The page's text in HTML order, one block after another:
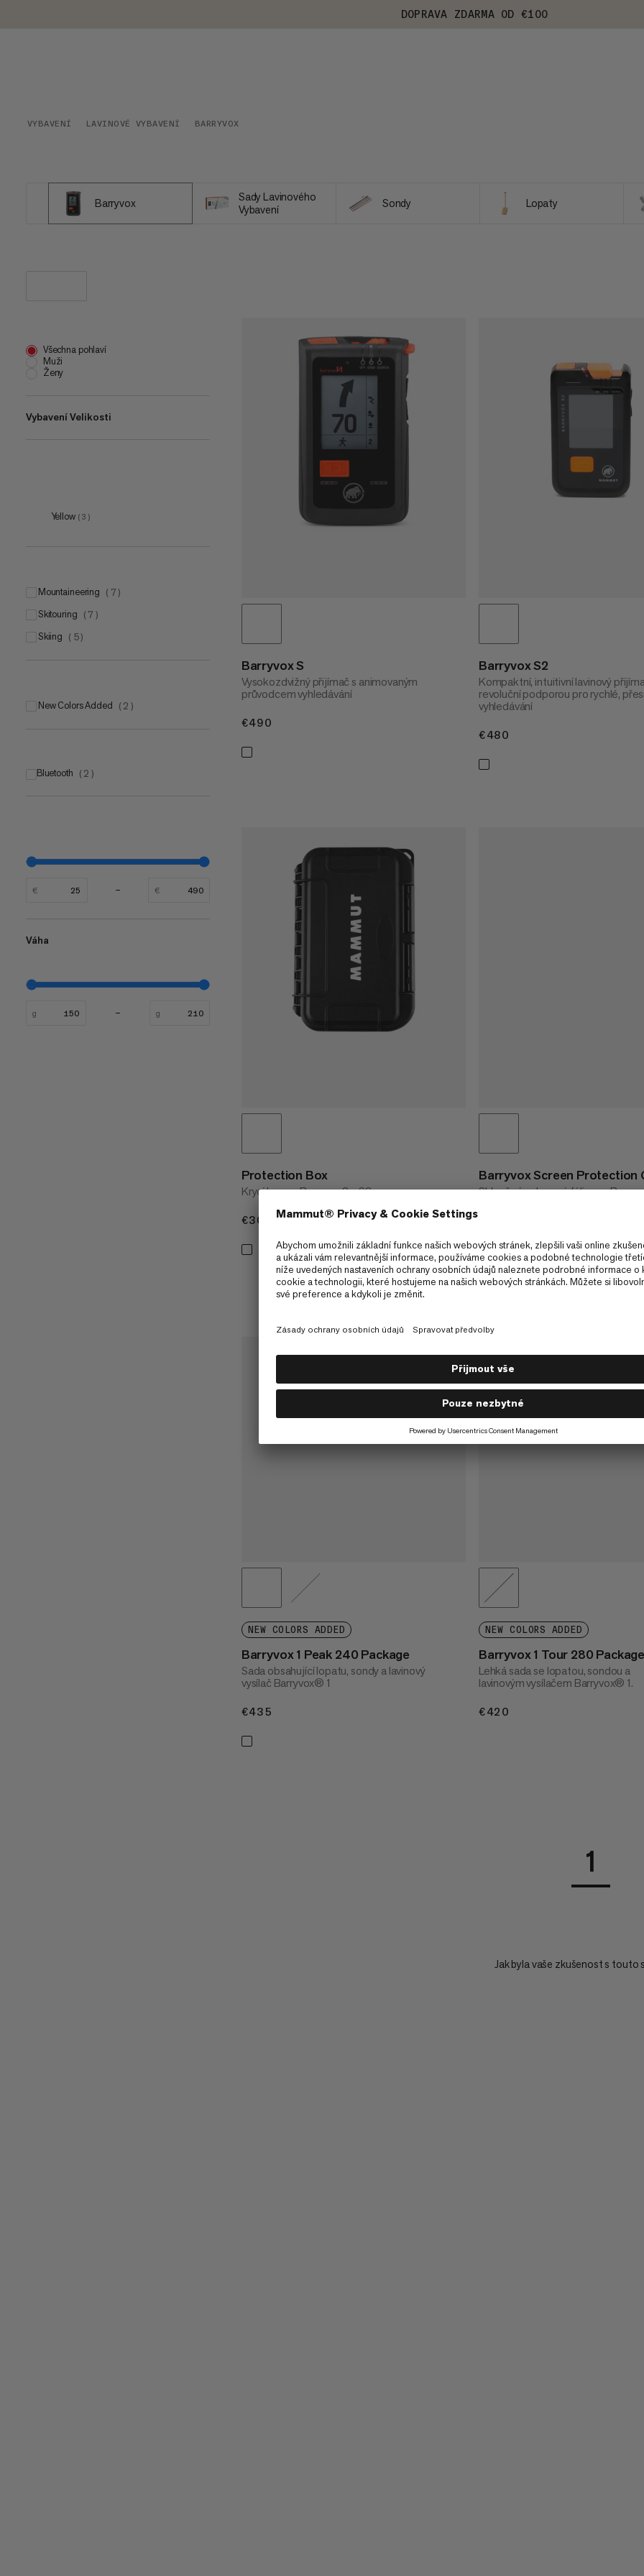
DOPRAVA ZDARMA OD €100
VYBAVENÍ LAVINOVÉ VYBAVENÍ BARRYVOX
Barryvox
Sady Lavinového
Vybavení
Sondy Lopaty
Všechna pohlaví
Muži
Ženy
Vybavení Velikosti
Yellow ( 3 )
mountaineering ( 7 )
skitouring ( 7 )
skiing ( 5)
New Colors Added ( 2 )
Bluetooth ( 2 )
€ €
Váha
g g
Barryvox S
Vysokozdvižný přijímač s animovaným
průvodcem vyhledávání
€490
Barryvox S2
Kompaktní, intuitivní lavinový
revoluční podporou pro rychlé,
vyhledávání
€480
Protection Box
Krycí box na Barryvox 2 a S2
€30 €30
Barryvox Screen Protection
Skleněná ochranná fólie pro
NEW COLORS ADDED
Barryvox 1 Peak 240 Package
Sada obsahující lopatu, sondy a lavinový
vysílač Barryvox® 1
€435
NEW COLORS ADDED
Barryvox 1 Tour 280
Lehká sada se lopatou, sondou a
lavinovým vysílačem Barryvox® 1.
€420
1
Jak byla vaše zkušenost s touto